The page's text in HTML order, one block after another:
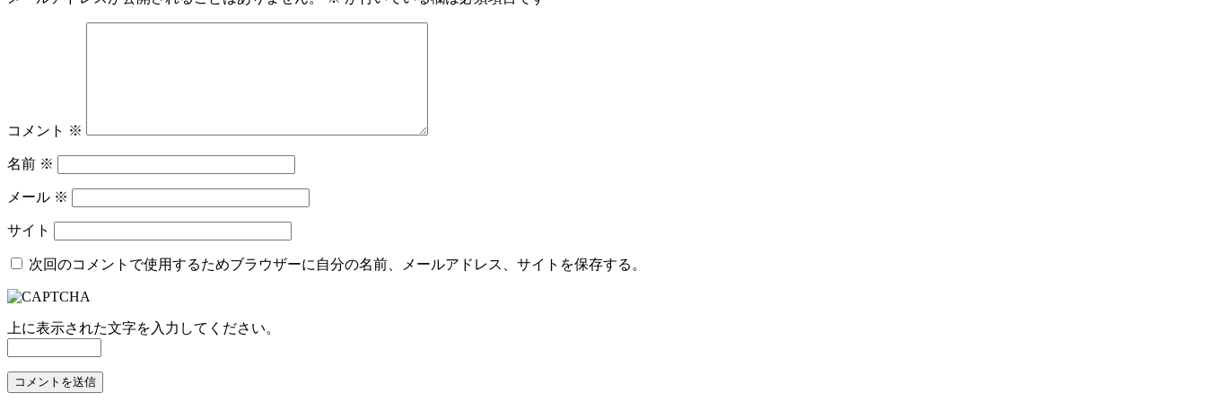
コメント ※
名前 ※
メール ※
サイト
次回のコメントで使用するためブラウザーに自分の名前、メールアドレス、サイトを保存する。
上に表示された文字を入力してください。